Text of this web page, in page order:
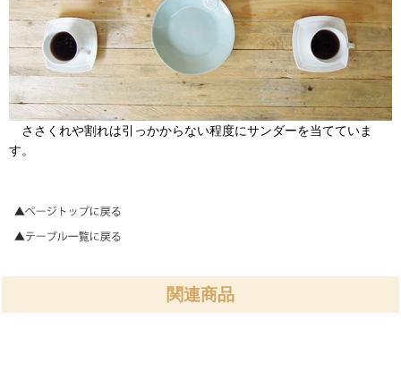
ささくれや割れは引っかからない程度にサンダーを当てていま
す。
関連商品